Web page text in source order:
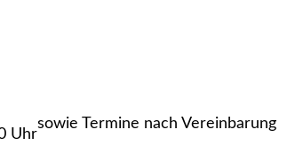
Uhr
sowie Termine nach Vereinbarung